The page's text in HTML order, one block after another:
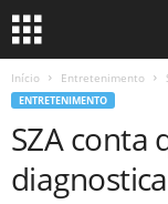
Início Entretenimento
ENTRETENIMENTO
SZA conta